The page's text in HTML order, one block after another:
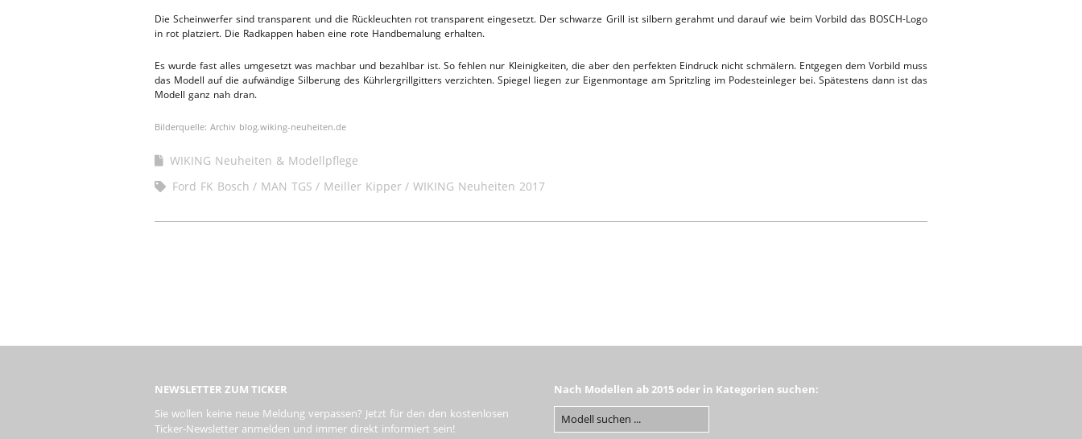
Die Scheinwerfer sind transparent und die Rückleuchten rot transparent eingesetzt. Der schwarze Grill ist silbern gerahmt und darauf wie beim Vorbild das BOSCH-Logo
in rot platziert. Die Radkappen haben eine rote Handbemalung erhalten.
Es wurde fast alles umgesetzt was machbar und bezahlbar ist. So fehlen nur Kleinigkeiten, die aber den perfekten Eindruck nicht schmälern. Entgegen dem Vorbild muss
das Modell auf die aufwändige Silberung des Kührlergrillgitters verzichten. Spiegel liegen zur Eigenmontage am Spritzling im Podesteinleger bei. Spätestens dann ist das
Modell ganz nah dran.
Bilderquelle: Archiv blog.wiking-neuheiten.de
WIKING Neuheiten & Modellpflege
Ford FK Bosch
MAN TGS Meiller Kipper WIKING Neuheiten 2017
NEWSLETTER ZUM TICKER
Sie wollen keine neue Meldung verpassen? Jetzt für den den kostenlosen
Ticker-Newsletter anmelden und immer direkt informiert sein!
Nach Modellen ab 2015 oder in Kategorien suchen: